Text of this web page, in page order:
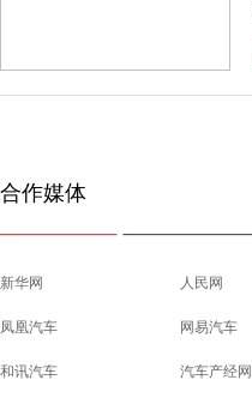
合作媒体
新华网 人民网
凤凰汽车 网易汽车
和讯汽车 汽车产经网